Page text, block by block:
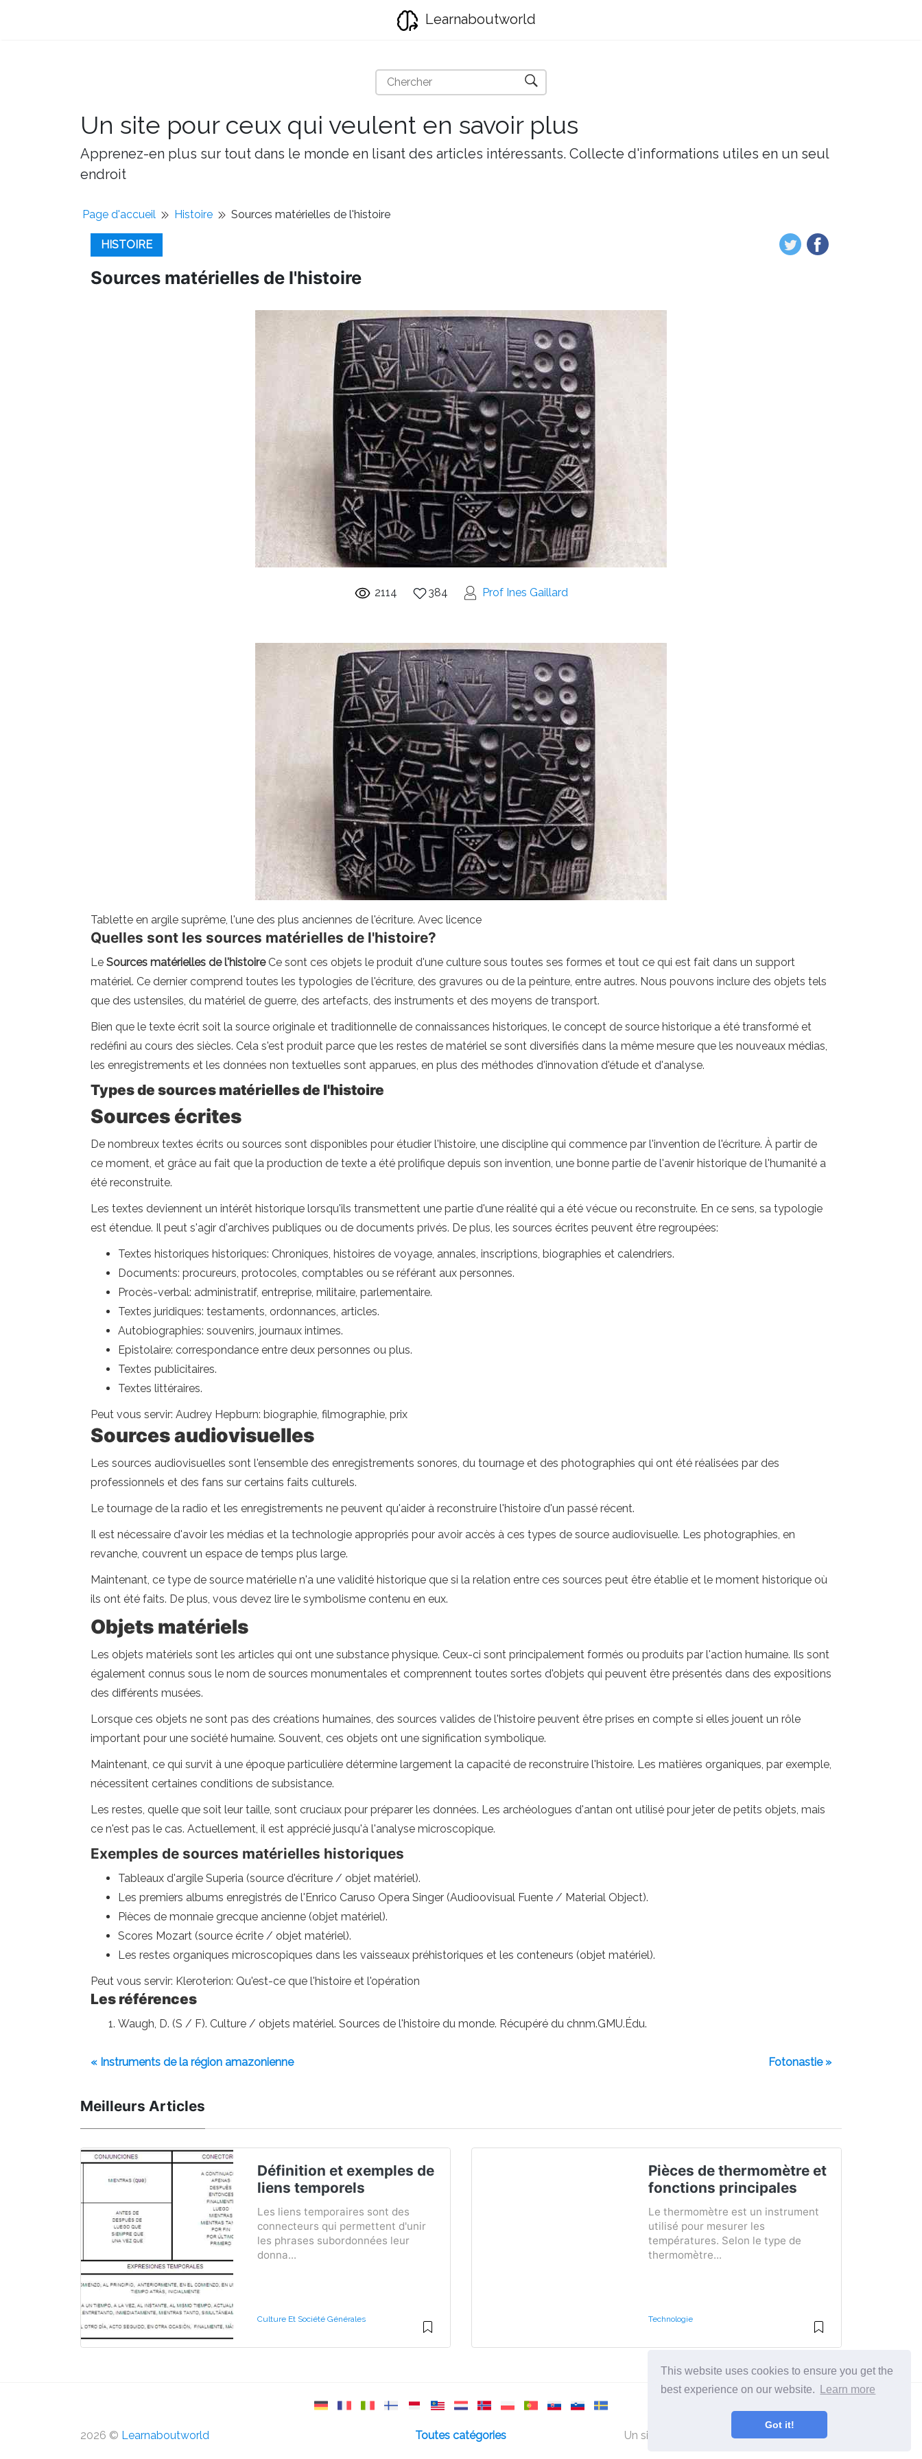
This website uses cookies to ensure you get the
best experience on our website.
Learn more
Got it!
Learnaboutworld
Un site pour ceux qui veulent en savoir plus
Apprenez-en plus sur tout dans le monde en lisant des articles intéressants. Collecte d'informations utiles en un seul
endroit
Page d'accueil Histoire Sources matérielles de l'histoire
HISTOIRE
Sources matérielles de l'histoire
2114 384 Prof Ines Gaillard
Tablette en argile suprême, l'une des plus anciennes de l'écriture. Avec licence
Quelles sont les sources matérielles de l'histoire?
Le Sources matérielles de l'histoireCe sont ces objets le produit d'une culture sous toutes ses formes et tout ce qui est fait dans un support
matériel. Ce dernier comprend toutes les typologies de l'écriture, des gravures ou de la peinture, entre autres. Nous pouvons inclure des objets tels
que des ustensiles, du matériel de guerre, des artefacts, des instruments et des moyens de transport.
Bien que le texte écrit soit la source originale et traditionnelle de connaissances historiques, le concept de source historique a été transformé et
redéfini au cours des siècles. Cela s'est produit parce que les restes de matériel se sont diversifiés dans la même mesure que les nouveaux médias,
les enregistrements et les données non textuelles sont apparues, en plus des méthodes d'innovation d'étude et d'analyse.
Types de sources matérielles de l'histoire
Sources écrites
De nombreux textes écrits ou sources sont disponibles pour étudier l'histoire, une discipline qui commence par l'invention de l'écriture. À partir de
ce moment, et grâce au fait que la production de texte a été prolifique depuis son invention, une bonne partie de l'avenir historique de l'humanité a
été reconstruite.
Les textes deviennent un intérêt historique lorsqu'ils transmettent une partie d'une réalité qui a été vécue ou reconstruite. En ce sens, sa typologie
est étendue. Il peut s'agir d'archives publiques ou de documents privés. De plus, les sources écrites peuvent être regroupées:
Textes historiques historiques: Chroniques, histoires de voyage, annales, inscriptions, biographies et calendriers.
Documents: procureurs, protocoles, comptables ou se référant aux personnes.
Procès-verbal: administratif, entreprise, militaire, parlementaire.
Textes juridiques: testaments, ordonnances, articles.
Autobiographies: souvenirs, journaux intimes.
Epistolaire: correspondance entre deux personnes ou plus.
Textes publicitaires.
Textes littéraires.
Peut vous servir: Audrey Hepburn: biographie, filmographie, prix
Sources audiovisuelles
Les sources audiovisuelles sont l'ensemble des enregistrements sonores, du tournage et des photographies qui ont été réalisées par des
professionnels et des fans sur certains faits culturels.
Le tournage de la radio et les enregistrements ne peuvent qu'aider à reconstruire l'histoire d'un passé récent.
Il est nécessaire d'avoir les médias et la technologie appropriés pour avoir accès à ces types de source audiovisuelle. Les photographies, en
revanche, couvrent un espace de temps plus large.
Maintenant, ce type de source matérielle n'a une validité historique que si la relation entre ces sources peut être établie et le moment historique où
ils ont été faits. De plus, vous devez lire le symbolisme contenu en eux.
Objets matériels
Les objets matériels sont les articles qui ont une substance physique. Ceux-ci sont principalement formés ou produits par l'action humaine. Ils sont
également connus sous le nom de sources monumentales et comprennent toutes sortes d'objets qui peuvent être présentés dans des expositions
des différents musées.
Lorsque ces objets ne sont pas des créations humaines, des sources valides de l'histoire peuvent être prises en compte si elles jouent un rôle
important pour une société humaine. Souvent, ces objets ont une signification symbolique.
Maintenant, ce qui survit à une époque particulière détermine largement la capacité de reconstruire l'histoire. Les matières organiques, par exemple,
nécessitent certaines conditions de subsistance.
Les restes, quelle que soit leur taille, sont cruciaux pour préparer les données. Les archéologues d'antan ont utilisé pour jeter de petits objets, mais
ce n'est pas le cas. Actuellement, il est apprécié jusqu'à l'analyse microscopique.
Exemples de sources matérielles historiques
Tableaux d'argile Superia (source d'écriture / objet matériel).
Les premiers albums enregistrés de l'Enrico Caruso Opera Singer (Audioovisual Fuente / Material Object).
Pièces de monnaie grecque ancienne (objet matériel).
Scores Mozart (source écrite / objet matériel).
Les restes organiques microscopiques dans les vaisseaux préhistoriques et les conteneurs (objet matériel).
Peut vous servir: Kleroterion: Qu'est-ce que l'histoire et l'opération
Les références
Waugh, D. (S / F). Culture / objets matériel. Sources de l'histoire du monde. Récupéré du chnm.GMU.Édu.
« Instruments de la région amazonienne Fotonastie »
Meilleurs Articles
Définition et exemples de
liens temporels
Les liens temporaires sont des
connecteurs qui permettent d'unir
les phrases subordonnées leur
donna...
Culture Et Société Générales
Pièces de thermomètre et
fonctions principales
Le thermomètre est un instrument
utilisé pour mesurer les
températures. Selon le type de
thermomètre...
Technologie
2026 © Learnaboutworld Toutes catégories Un site pour ceux qui veulent en savoir plus